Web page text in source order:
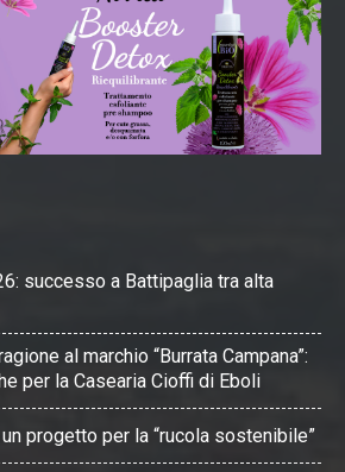
successo a Battipaglia tra alta
al marchio “Burrata Campana”:
per la Casearia Cioffi di Eboli
progetto per la “rucola sostenibile”